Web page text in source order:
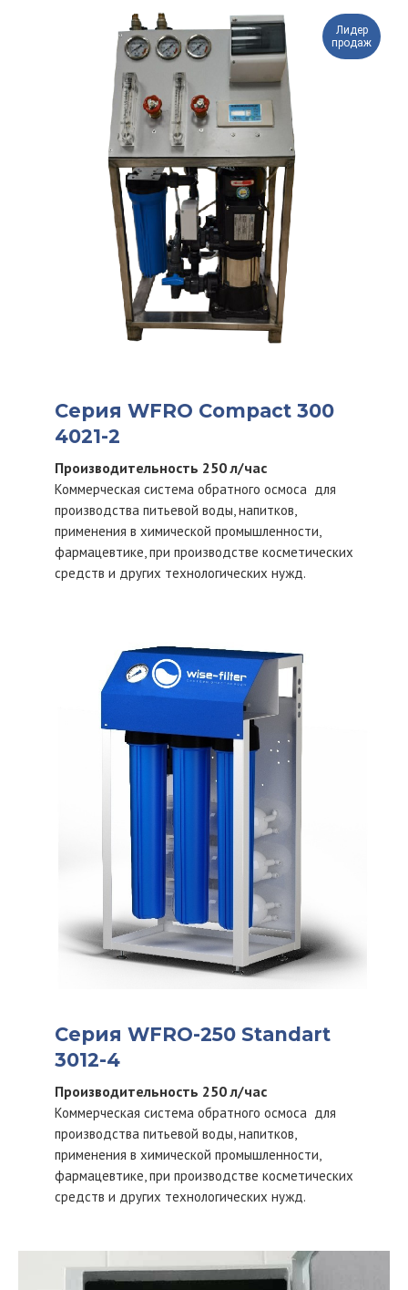
Лидер
продаж
Серия WFRO Compact 300
4021-2
Производительность 250 л/час
Коммерческая система обратного осмоса для
производства питьевой воды, напитков,
применения в химической промышленности,
фармацевтике, при производстве косметических
средств и других технологических нужд.
Серия WFRO-250 Standart
3012-4
Производительность 250 л/час
Коммерческая система обратного осмоса для
производства питьевой воды, напитков,
применения в химической промышленности,
фармацевтике, при производстве косметических
средств и других технологических нужд.